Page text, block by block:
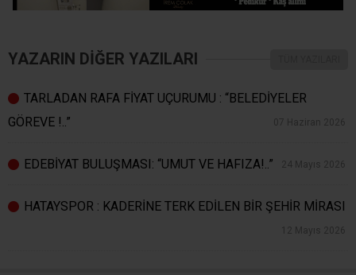
YAZARIN DİĞER YAZILARI
TARLADAN RAFA FİYAT UÇURUMU : “BELEDİYELER
GÖREVE !..”
07 Haziran 2026
EDEBİYAT BULUŞMASI: “UMUT VE HAFIZA!..” 24 Mayıs 2026
HATAYSPOR : KADERİNE TERK EDİLEN BİR ŞEHİR MİRASI
12 Mayıs 2026